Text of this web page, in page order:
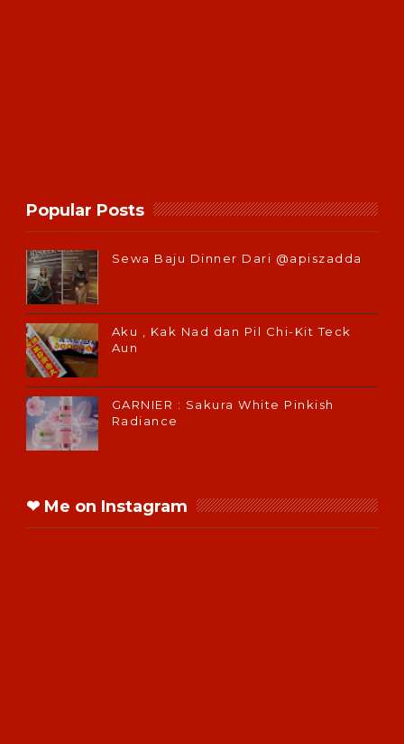
Popular Posts
Sewa Baju Dinner Dari @apiszadda
Aku , Kak Nad dan Pil Chi-Kit Teck
Aun
GARNIER : Sakura White Pinkish
Radiance
❤ Me on Instagram